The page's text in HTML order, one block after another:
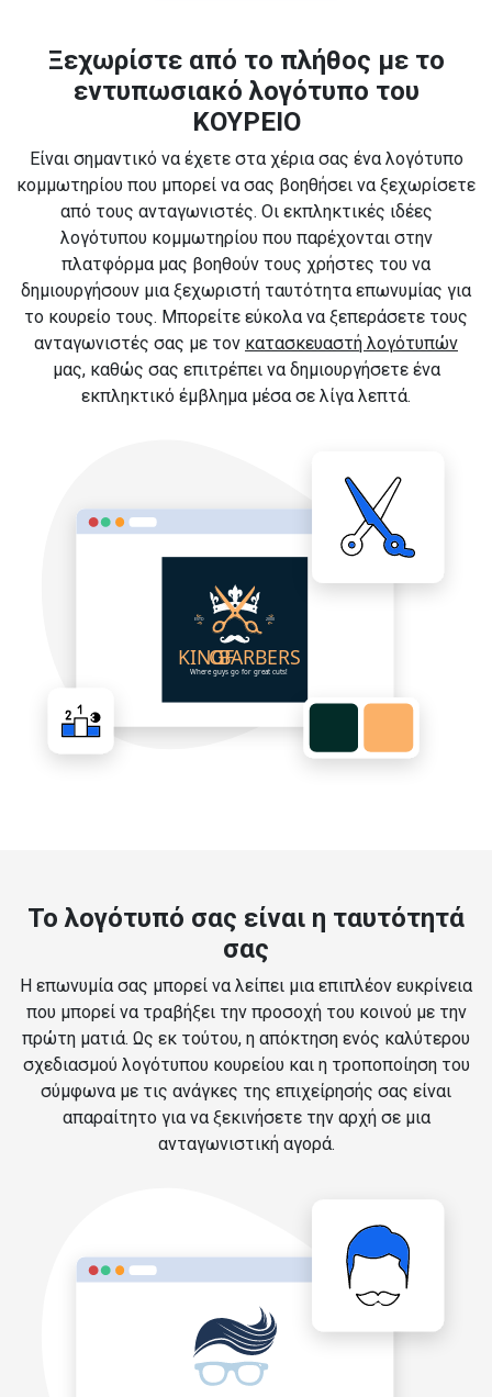
Ξεχωρίστε από το πλήθος με το
εντυπωσιακό λογότυπο του
ΚΟΥΡΕΙΟ
Είναι σημαντικό να έχετε στα χέρια σας ένα λογότυπο
κομμωτηρίου που μπορεί να σας βοηθήσει να ξεχωρίσετε
από τους ανταγωνιστές. Οι εκπληκτικές ιδέες
λογότυπου κομμωτηρίου που παρέχονται στην
πλατφόρμα μας βοηθούν τους χρήστες του να
δημιουργήσουν μια ξεχωριστή ταυτότητα επωνυμίας για
το κουρείο τους. Μπορείτε εύκολα να ξεπεράσετε τους
ανταγωνιστές σας με τον κατασκευαστή λογότυπών
μας, καθώς σας επιτρέπει να δημιουργήσετε ένα
εκπληκτικό έμβλημα μέσα σε λίγα λεπτά.
Το λογότυπό σας είναι η ταυτότητά
σας
Η επωνυμία σας μπορεί να λείπει μια επιπλέον ευκρίνεια
που μπορεί να τραβήξει την προσοχή του κοινού με την
πρώτη ματιά. Ως εκ τούτου, η απόκτηση ενός καλύτερου
σχεδιασμού λογότυπου κουρείου και η τροποποίηση του
σύμφωνα με τις ανάγκες της επιχείρησής σας είναι
απαραίτητο για να ξεκινήσετε την αρχή σε μια
ανταγωνιστική αγορά.